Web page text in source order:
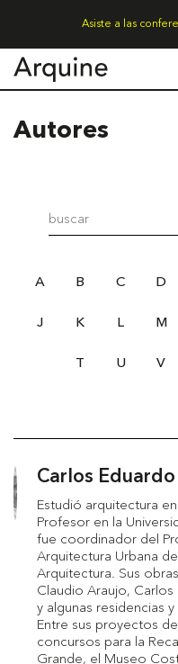
Asiste a las
Autores
A B C D
J K L M
T U V
Carlos Eduardo
Estudió arquitectura
Profesor en la
fue coordinador del
Arquitectura Urbana
Arquitectura. Sus
Claudio Araujo, Carlos
y algunas residencias
Entre sus proyectos
concursos para la
Grande, el Museo